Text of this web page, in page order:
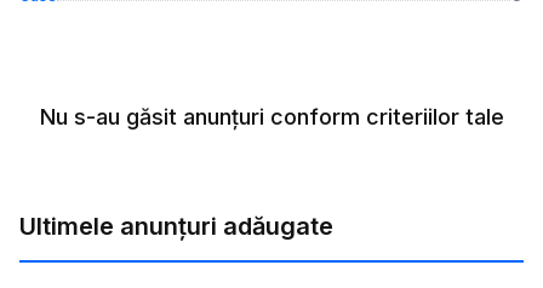
Nu s-au găsit anunțuri conform criteriilor tale
Ultimele anunțuri adăugate